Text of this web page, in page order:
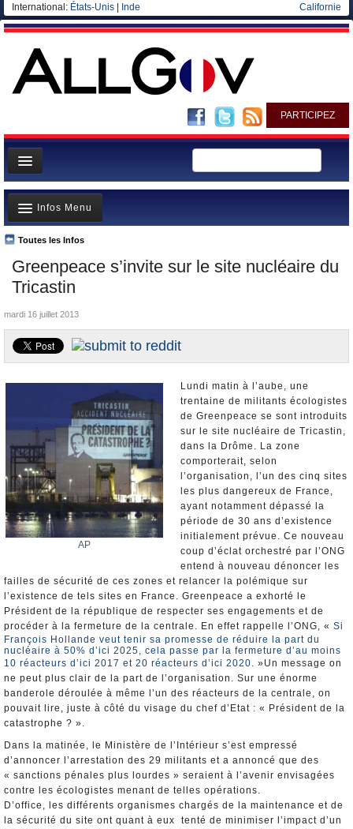
International: États-Unis Inde Californie
PARTICIPEZ
Page d'accueil
Infos
Gouvernement
Ministères/Directions
Blog
Elections européennes
Greenpeace s’invite sur le site nucléaire du
Tricastin
Toutes les Infos
Infos Menu
A la Une
Polémiques
La France et le Monde
Nominations et Démissions
Elections européennes
mardi 16 juillet 2013
AP
Lundi matin à l’aube, une
trentaine de militants écologistes
de Greenpeace se sont introduits
sur le site nucléaire de Tricastin,
dans la Drôme. La zone
comporterait, selon
l’organisation, l’un des cinq sites
les plus dangereux de France,
ayant notamment dépassé la
période de 30 ans d’existence
initialement prévue. Ce nouveau
coup d’éclat orchestré par l’ONG
entend à nouveau dénoncer les
failles de sécurité de ces zones et relancer la polémique sur
l’existence de tels sites en France. Greenpeace a exhorté le
Président de la république de respecter ses engagements et de
procéder à la fermeture de la centrale. En effet rappelle l’ONG, « Si
François Hollande veut tenir sa promesse de réduire la part du
nucléaire à 50% d’ici 2025, cela passe par la fermeture d’au moins
10 réacteurs d’ici 2017 et 20 réacteurs d’ici 2020. »Un message on
ne peut plus clair de la part de l’organisation. Sur une énorme
banderole déroulée à même l’un des réacteurs de la centrale, on
pouvait lire, juste à côté du visage du chef d’Etat : « Président de la
catastrophe ? ».
Dans la matinée, le Ministère de l’Intérieur s’est empressé
d’annoncer l’arrestation des 29 militants et a annoncé que des
« sanctions pénales plus lourdes » seraient à l’avenir envisagées
contre les écologistes menant de telles opérations.
D’office, les différents organismes chargés de la maintenance et de
la sécurité du site ont quant à eux tenté de minimiser l’impact d’un